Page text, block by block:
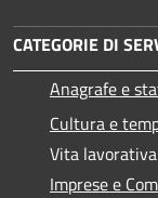
CATEGORIE DI
Anagrafe e
Cultura e
Vita lavorativa
Imprese e